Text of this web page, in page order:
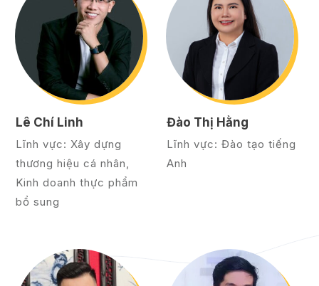
Lê Chí Linh
Lĩnh vực: Xây dựng
thương hiệu cá nhân,
Kinh doanh thực phẩm
bổ sung
Đào Thị Hằng
Lĩnh vực: Đào tạo tiếng
Anh